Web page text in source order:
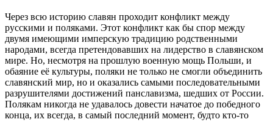
Через всю историю славян проходит конфликт между
русскими и поляками. Этот конфликт как бы спор между
двумя имеющими имперскую традицию родственными
народами, всегда претендовавших на лидерство в славянском
мире. Но, несмотря на прошлую военную мощь Польши, и
обаяние её культуры, поляки не только не смогли объединить
славянский мир, но и оказались самыми последовательными
разрушителями достижений панславизма, шедших от России.
Полякам никогда не удавалось довести начатое до победного
конца, их всегда, в самый последний момент, будто кто-то